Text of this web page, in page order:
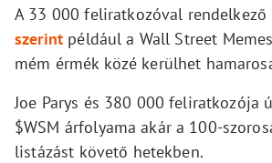
A 33 000 feliratkozóval rendelkező
szerint például a Wall Street
mém érmék közé kerülhet
Joe Parys és 380 000 feliratkozója
$WSM árfolyama akár a 100-
listázást követő hetekben.